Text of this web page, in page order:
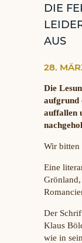
DIE
AUS
28.
Die
aufgrund
auffallen
Wir bitten
Eine
Der
Klaus
wie in